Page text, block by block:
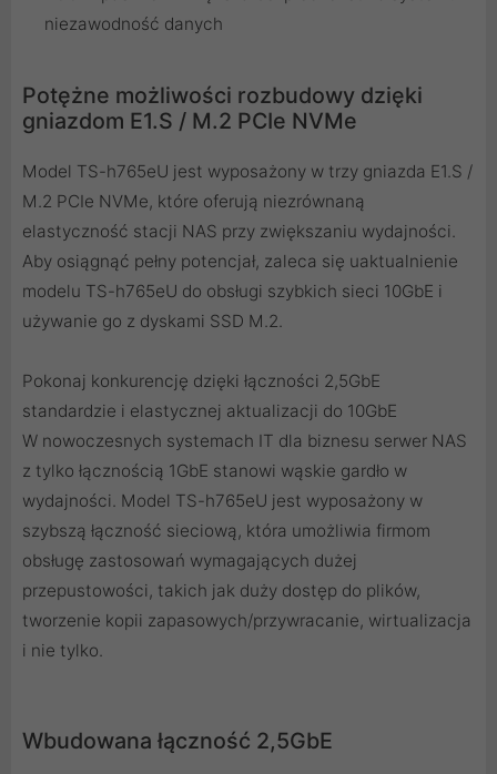
niezawodność danych
Potężne możliwości rozbudowy dzięki
gniazdom E1.S / M.2 PCIe NVMe
Model TS-h765eU jest wyposażony w trzy gniazda E1.S /
M.2 PCIe NVMe, które oferują niezrównaną
elastyczność stacji NAS przy zwiększaniu wydajności.
Aby osiągnąć pełny potencjał, zaleca się uaktualnienie
modelu TS-h765eU do obsługi szybkich sieci 10GbE i
używanie go z dyskami SSD M.2.
Pokonaj konkurencję dzięki łączności 2,5GbE
standardzie i elastycznej aktualizacji do 10GbE
W nowoczesnych systemach IT dla biznesu serwer NAS
z tylko łącznością 1GbE stanowi wąskie gardło w
wydajności. Model TS-h765eU jest wyposażony w
szybszą łączność sieciową, która umożliwia firmom
obsługę zastosowań wymagających dużej
przepustowości, takich jak duży dostęp do plików,
tworzenie kopii zapasowych/przywracanie, wirtualizacja
i nie tylko.
Wbudowana łączność 2,5GbE